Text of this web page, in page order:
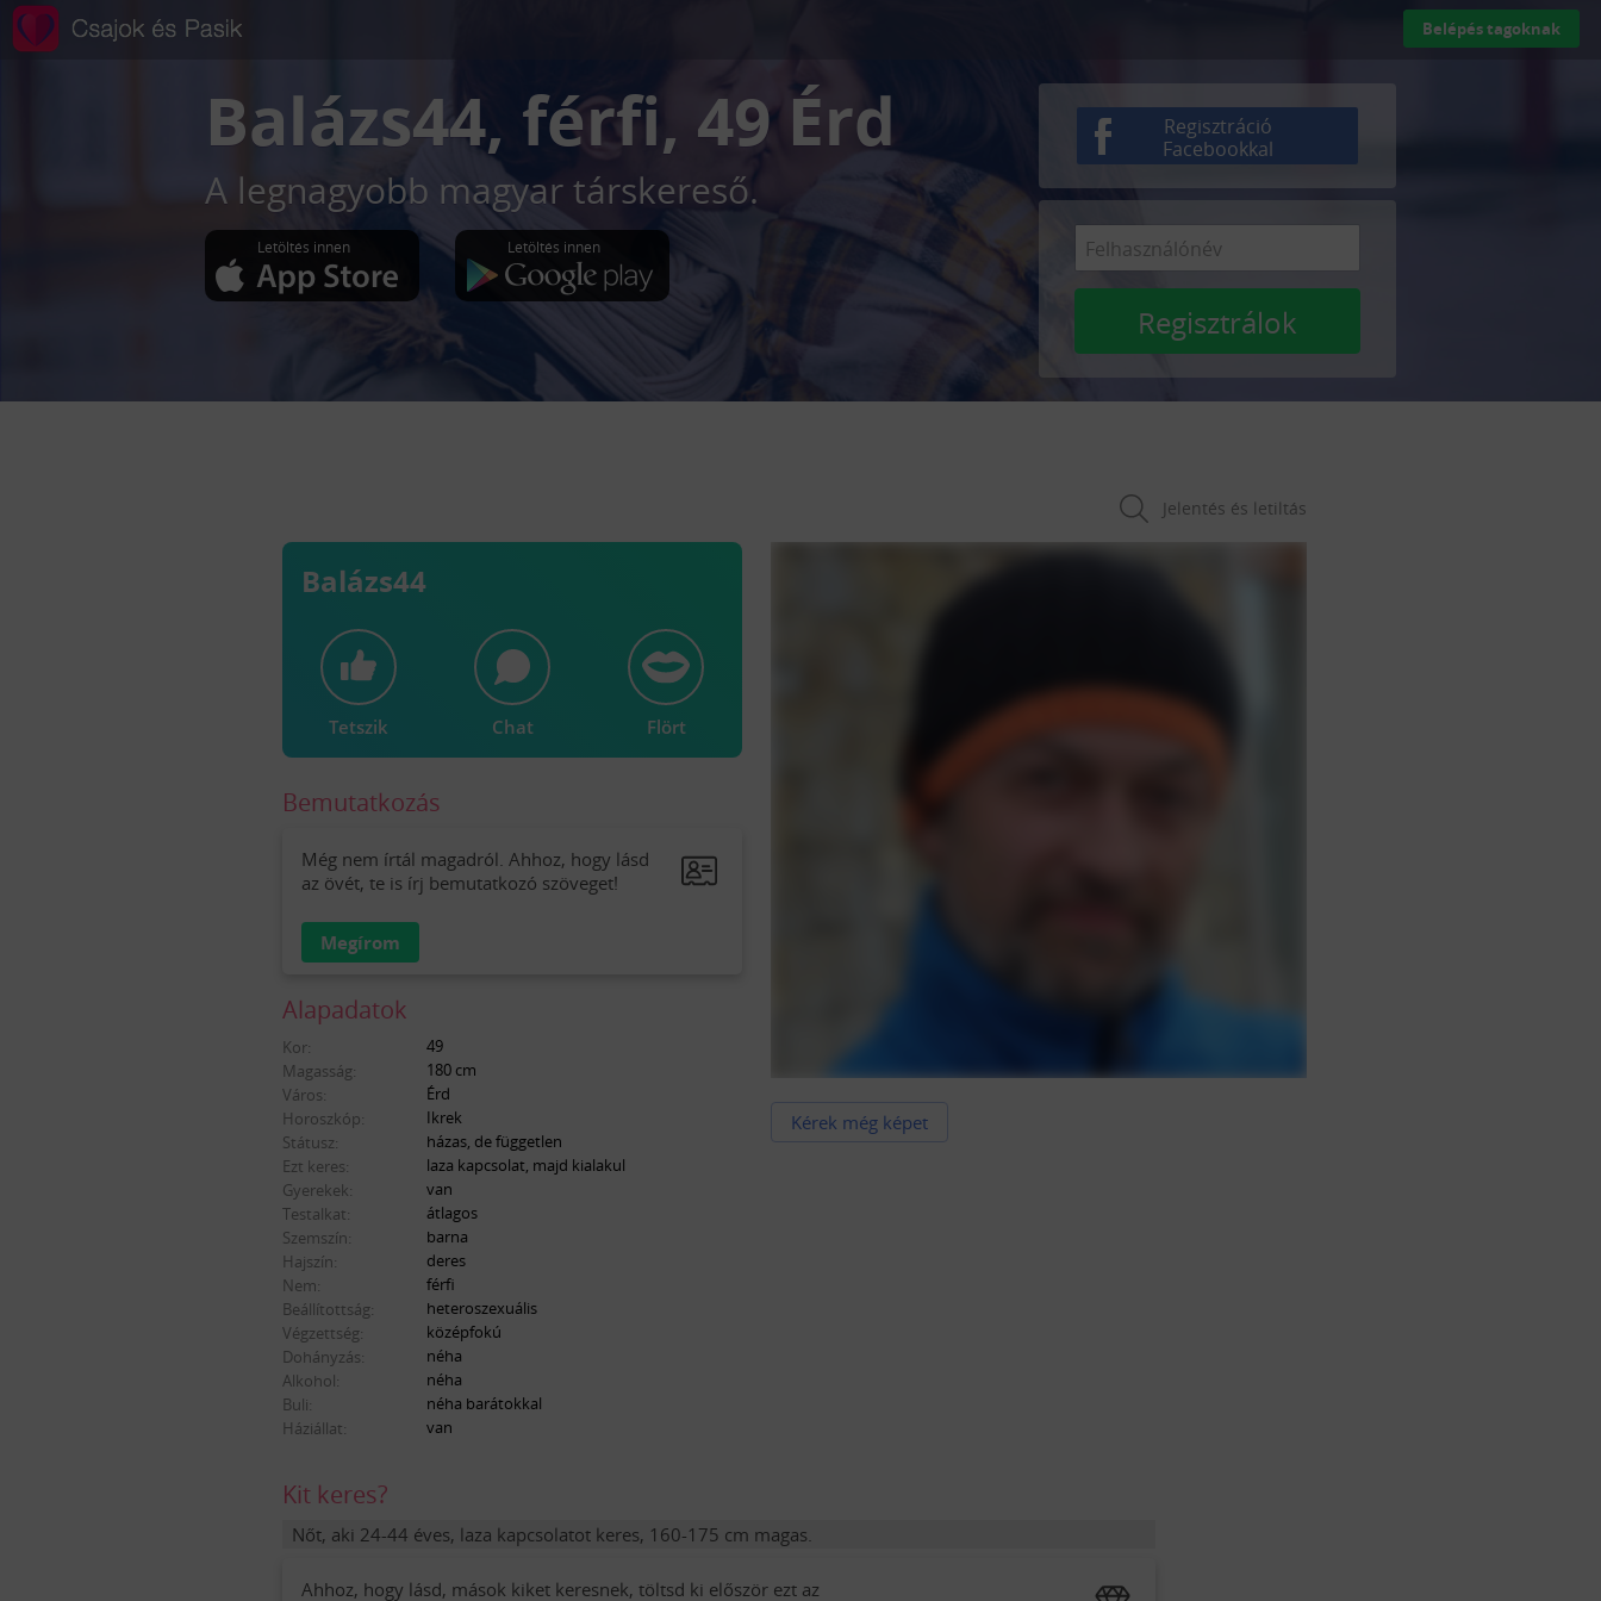
Belépés tagoknak
Balázs44, férfi, 49Érd
A legnagyobb magyar társkereső.
Letöltés innen Letöltés innen
Regisztráció
Facebookkal
Regisztrálok
Jelentés és letiltás
Balázs44
Tetszik Chat Flört
Bemutatkozás
Még nem írtál magadról. Ahhoz, hogy lásd
az övét, te is írj bemutatkozó szöveget!
Megírom
Alapadatok
Kor:
49
Magasság:
180 cm
Város:
Érd
Horoszkóp:
Ikrek
Státusz:
házas, de független
Ezt keres:
laza kapcsolat, majd kialakul
Gyerekek:
van
Testalkat:
átlagos
Szemszín:
barna
Hajszín:
deres
Nem:
férfi
Beállítottság:
heteroszexuális
Végzettség:
középfokú
Dohányzás:
néha
Alkohol:
néha
Buli:
néha barátokkal
Háziállat:
van
Kérek még képet
Kit keres?
Nőt, aki 24-44 éves, laza kapcsolatot keres, 160-175 cm magas.
Ahhoz, hogy lásd, mások kiket keresnek, töltsd ki először ezt az